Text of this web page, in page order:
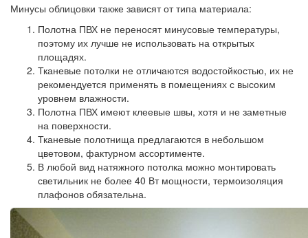
Минусы облицовки также зависят от типа материала:
Полотна ПВХ не переносят минусовые температуры,
поэтому их лучше не использовать на открытых
площадях.
Тканевые потолки не отличаются водостойкостью, их не
рекомендуется применять в помещениях с высоким
уровнем влажности.
Полотна ПВХ имеют клеевые швы, хотя и не заметные
на поверхности.
Тканевые полотнища предлагаются в небольшом
цветовом, фактурном ассортименте.
В любой вид натяжного потолка можно монтировать
светильник не более 40 Вт мощности, термоизоляция
плафонов обязательна.